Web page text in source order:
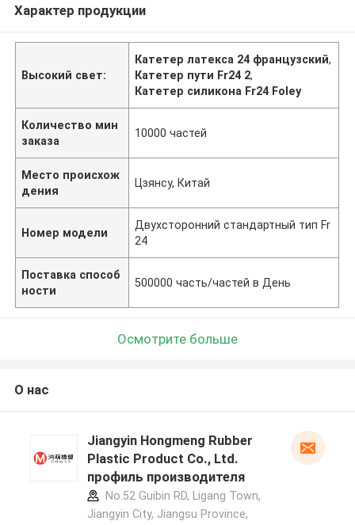
Характер продукции
Высокий свет:
Катетер латекса 24 французский,
Катетер пути Fr24 2,
Катетер силикона Fr24 Foley
Количество мин
заказа
10000 частей
Место происхож
дения
Цзянсу, Китай
Номер модели
Двухсторонний стандартный тип Fr
24
Поставка способ
ности
500000 часть/частей в День
Осмотрите больше
О нас
Jiangyin Hongmeng Rubber
Plastic Product Co., Ltd.
профиль производителя
No.52 Guibin RD, Ligang Town,
Jiangyin City, Jiangsu Province,